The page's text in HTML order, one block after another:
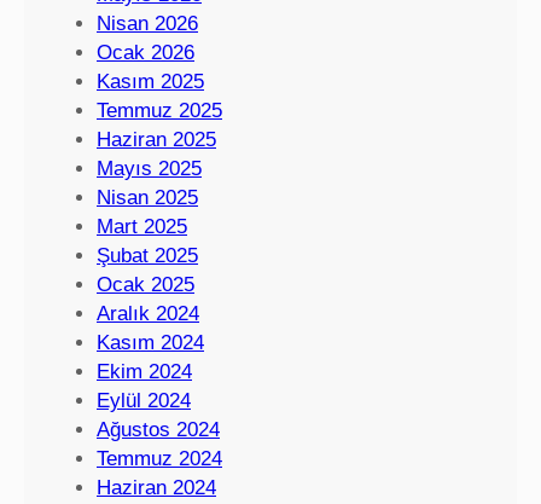
Nisan 2026
Ocak 2026
Kasım 2025
Temmuz 2025
Haziran 2025
Mayıs 2025
Nisan 2025
Mart 2025
Şubat 2025
Ocak 2025
Aralık 2024
Kasım 2024
Ekim 2024
Eylül 2024
Ağustos 2024
Temmuz 2024
Haziran 2024